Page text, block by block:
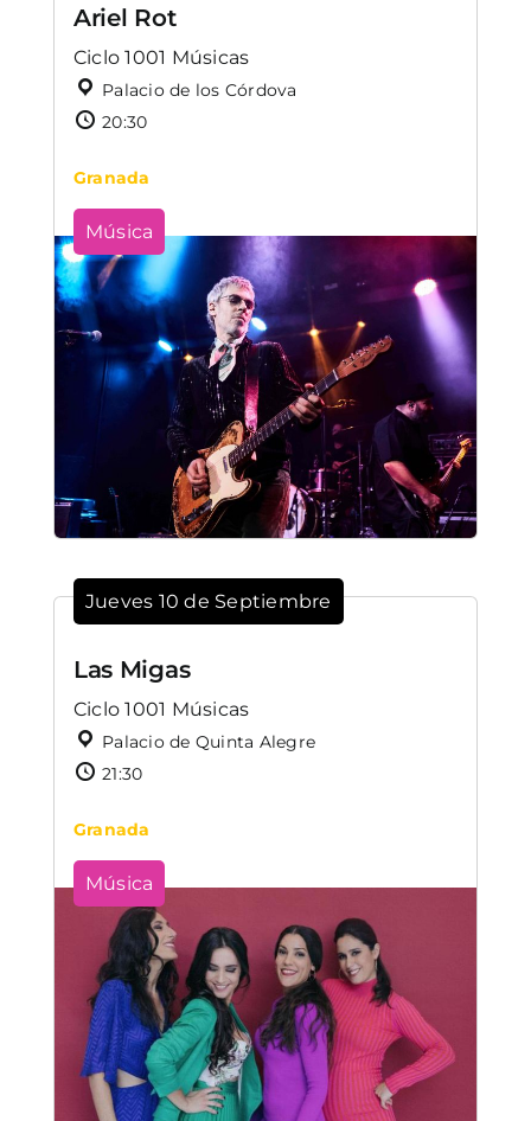
Ariel Rot
Ciclo 1001 Músicas
Palacio de los Córdova
20:30
Granada
Música
Jueves 10 de Septiembre
Las Migas
Ciclo 1001 Músicas
Palacio de Quinta Alegre
21:30
Granada
Música